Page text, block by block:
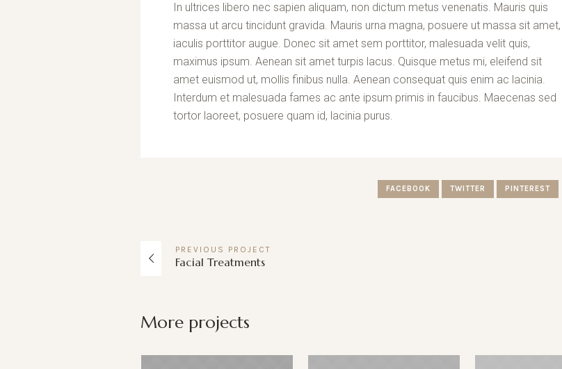
In ultrices libero nec sapien aliquam, non dictum metus venenatis. Mauris quis
massa ut arcu tincidunt gravida. Mauris urna magna, posuere ut massa sit amet,
iaculis porttitor augue. Donec sit amet sem porttitor, malesuada velit quis,
maximus ipsum. Aenean sit amet turpis lacus. Quisque metus mi, eleifend sit
amet euismod ut, mollis finibus nulla. Aenean consequat quis enim ac lacinia.
Interdum et malesuada fames ac ante ipsum primis in faucibus. Maecenas sed
tortor laoreet, posuere quam id, lacinia purus.
FACEBOOK TWITTER PINTEREST
PREVIOUS PROJECT
Facial Treatments
More projects